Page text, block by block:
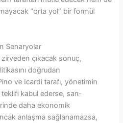
“orta yol” bir formül
Senaryolar
çıkacak sonuç,
doğrudan
ve Icardi tarafı, yönetimin
kabul ederse, sarı-
daha ekonomik
anlaşma sağlanamazsa,